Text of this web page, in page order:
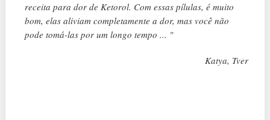
receita para dor de Ketorol. Com essas pílulas, é muito
bom, elas aliviam completamente a dor, mas você não
pode tomá-las por um longo tempo ... "
Katya, Tver